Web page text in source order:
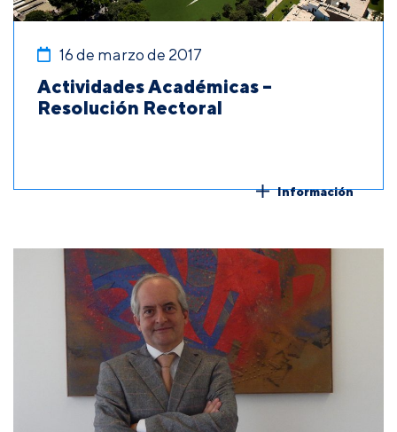
16 de marzo de 2017
Actividades Académicas –
Resolución Rectoral
Información